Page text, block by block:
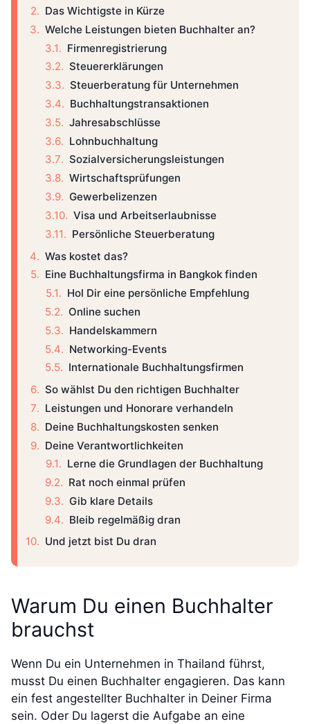
Das Wichtigste in Kürze
Welche Leistungen bieten Buchhalter an?
Firmenregistrierung
Steuererklärungen
Steuerberatung für Unternehmen
Buchhaltungstransaktionen
Jahresabschlüsse
Lohnbuchhaltung
Sozialversicherungsleistungen
Wirtschaftsprüfungen
Gewerbelizenzen
Visa und Arbeitserlaubnisse
Persönliche Steuerberatung
Was kostet das?
Eine Buchhaltungsfirma in Bangkok finden
Hol Dir eine persönliche Empfehlung
Online suchen
Handelskammern
Networking-Events
Internationale Buchhaltungsfirmen
So wählst Du den richtigen Buchhalter
Leistungen und Honorare verhandeln
Deine Buchhaltungskosten senken
Deine Verantwortlichkeiten
Lerne die Grundlagen der Buchhaltung
Rat noch einmal prüfen
Gib klare Details
Bleib regelmäßig dran
Und jetzt bist Du dran
Warum Du einen Buchhalter
brauchst
Wenn Du ein Unternehmen in Thailand führst,
musst Du einen Buchhalter engagieren. Das kann
ein fest angestellter Buchhalter in Deiner Firma
sein. Oder Du lagerst die Aufgabe an eine